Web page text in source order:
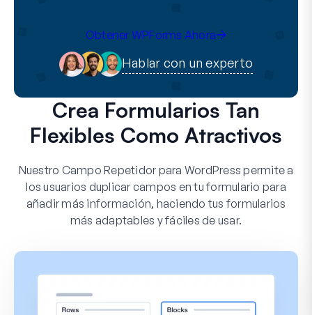
Obtener WPForms Ahora
Hablar con un experto
Crea Formularios Tan
Flexibles Como Atractivos
Nuestro Campo Repetidor para WordPress permite a
los usuarios duplicar campos en tu formulario para
añadir más información, haciendo tus formularios
más adaptables y fáciles de usar.